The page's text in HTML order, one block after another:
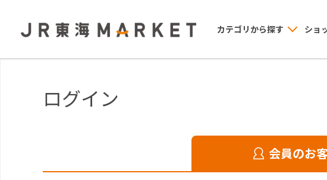
カテゴリから探す ショ
ログイン
会員のお